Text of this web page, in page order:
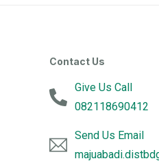
Contact Us
Give Us Call
082118690412
Send Us Email